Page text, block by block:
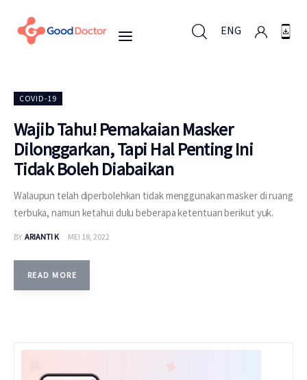
ENG
Untuk Bisnis
Untuk Anda
Mengapa Good Doctor
Berita
Layanan
COVID-19
Wajib Tahu! Pemakaian Masker
Dilonggarkan, Tapi Hal Penting Ini
Tidak Boleh Diabaikan
Walaupun telah diperbolehkan tidak menggunakan masker di ruang
terbuka, namun ketahui dulu beberapa ketentuan berikut yuk.
BY ARIANTI K MEI 18, 2022
READ MORE